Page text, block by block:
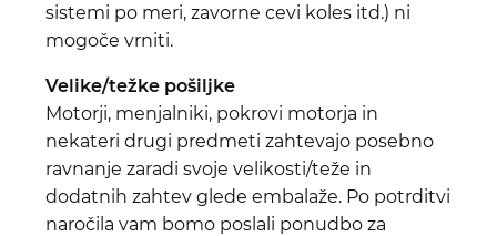
sistemi po meri, zavorne cevi koles itd.) ni
mogoče vrniti.
Velike/težke pošiljke
Motorji, menjalniki, pokrovi motorja in
nekateri drugi predmeti zahtevajo posebno
ravnanje zaradi svoje velikosti/teže in
dodatnih zahtev glede embalaže. Po potrditvi
naročila vam bomo poslali ponudbo za